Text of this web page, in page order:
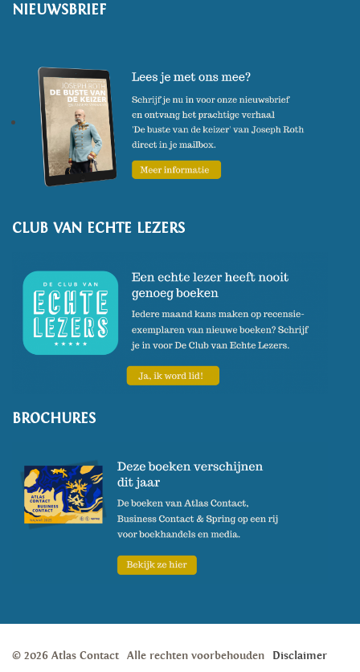
NIEUWSBRIEF
CLUB VAN ECHTE LEZERS
BROCHURES
© 2026 Atlas Contact Alle rechten voorbehouden Disclaimer